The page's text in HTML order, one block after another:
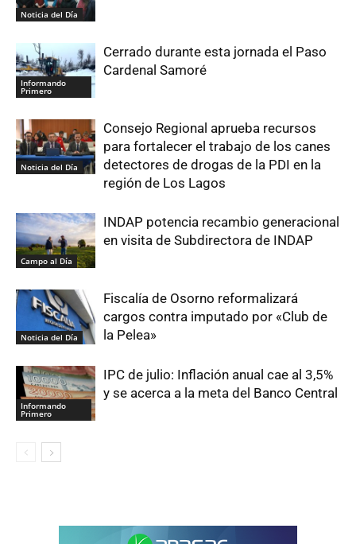
Noticia del Día
Informando
Primero
Cerrado durante esta jornada el Paso
Cardenal Samoré
Noticia del Día
Consejo Regional aprueba recursos
para fortalecer el trabajo de los canes
detectores de drogas de la PDI en la
región de Los Lagos
Campo al Día
INDAP potencia recambio generacional
en visita de Subdirectora de INDAP
Noticia del Día
Fiscalía de Osorno reformalizará
cargos contra imputado por «Club de
la Pelea»
Informando
Primero
IPC de julio: Inflación anual cae al 3,5%
y se acerca a la meta del Banco Central